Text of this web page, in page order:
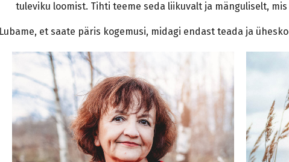
tuleviku loomist. Tihti teeme seda liikuvalt ja mänguliselt,
Lubame, et saate päris kogemusi, midagi endast teada ja